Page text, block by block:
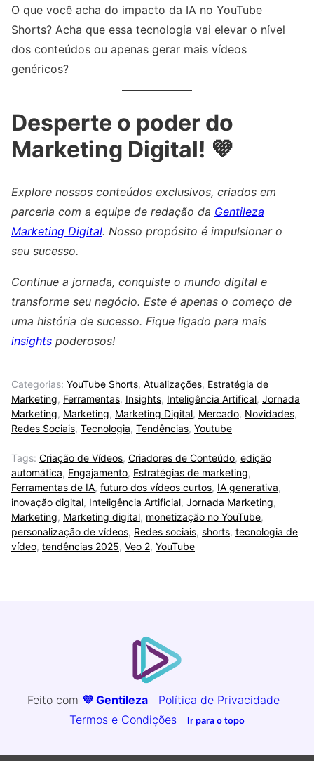
O que você acha do impacto da IA no YouTube
Shorts? Acha que essa tecnologia vai elevar o nível
dos conteúdos ou apenas gerar mais vídeos
genéricos?
Desperte o poder do
Marketing Digital! 💜
Explore nossos conteúdos exclusivos, criados em
parceria com a equipe de redação da Gentileza
Marketing Digital. Nosso propósito é impulsionar o
seu sucesso.
Continue a jornada, conquiste o mundo digital e
transforme seu negócio. Este é apenas o começo de
uma história de sucesso. Fique ligado para mais
insights poderosos!
Categorias: YouTube Shorts, Atualizações, Estratégia de
Marketing, Ferramentas, Insights, Inteligência Artifical, Jornada
Marketing, Marketing, Marketing Digital, Mercado, Novidades,
Redes Sociais, Tecnologia, Tendências, Youtube
Tags: Criação de Vídeos, Criadores de Conteúdo, edição
automática, Engajamento, Estratégias de marketing,
Ferramentas de IA, futuro dos vídeos curtos, IA generativa,
inovação digital, Inteligência Artificial, Jornada Marketing,
Marketing, Marketing digital, monetização no YouTube,
personalização de vídeos, Redes sociais, shorts, tecnologia de
vídeo, tendências 2025, Veo 2, YouTube
Feito com 💜 Gentileza Política de Privacidade
Termos e Condições
Ir para o topo